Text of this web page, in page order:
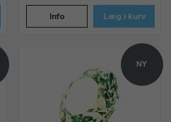
Info Læg i kurv
NY